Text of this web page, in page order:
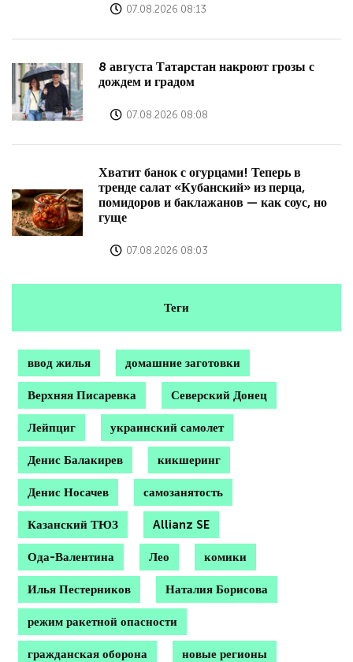
07.08.2026 08:13
8 августа Татарстан накроют грозы с
дождем и градом
07.08.2026 08:08
Хватит банок с огурцами! Теперь в
тренде салат «Кубанский» из перца,
помидоров и баклажанов — как соус, но
гуще
07.08.2026 08:03
Теги
ввод жилья домашние заготовки
Верхняя Писаревка Северский Донец
Лейпциг украинский самолет
Денис Балакирев кикшеринг
Денис Носачев самозанятость
Казанский ТЮЗ Allianz SE
Ода-Валентина Лео комики
Илья Пестерников Наталия Борисова
режим ракетной опасности
гражданская оборона новые регионы